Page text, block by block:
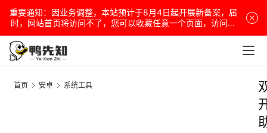
重要通知：因业务调整，本站预计于8月4日起开展新备案，届
时，网站首页将访问不了，您可以收藏任意一个页面，访问网
站！
首页 安卓 系统工具